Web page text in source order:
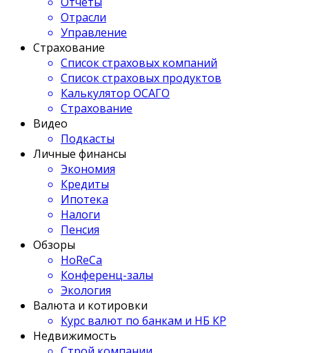
Отрасли
Управление
Страхование
Список страховых компаний
Список страховых продуктов
Калькулятор ОСАГО
Страхование
Видео
Подкасты
Личные финансы
Экономия
Кредиты
Ипотека
Налоги
Пенсия
Обзоры
HoReCa
Конференц-залы
Экология
Валюта и котировки
Курс валют по банкам и НБ КР
Недвижимость